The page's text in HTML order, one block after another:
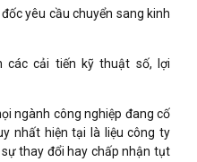
yêu cầu chuyển sang kinh
các cải tiến kỹ thuật số, lợi
ngành công nghiệp đang cố
nhất hiện tại là liệu công ty
thay đổi hay chấp nhận tụt